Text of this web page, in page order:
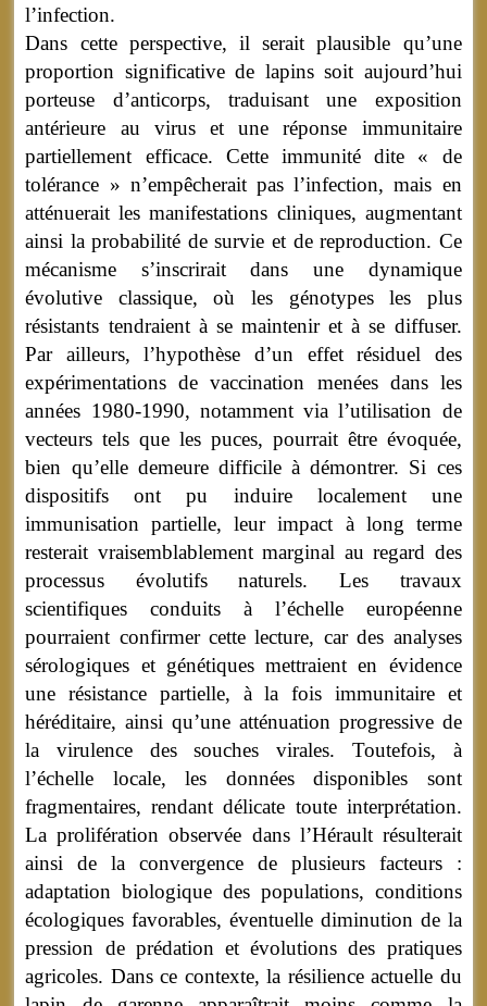
l’infection.
Dans cette perspective, il serait plausible qu’une
proportion significative de lapins soit aujourd’hui
porteuse d’anticorps, traduisant une exposition
antérieure au virus et une réponse immunitaire
partiellement efficace. Cette immunité dite « de
tolérance » n’empêcherait pas l’infection, mais en
atténuerait les manifestations cliniques, augmentant
ainsi la probabilité de survie et de reproduction. Ce
mécanisme s’inscrirait dans une dynamique
évolutive classique, où les génotypes les plus
résistants tendraient à se maintenir et à se diffuser.
Par ailleurs, l’hypothèse d’un effet résiduel des
expérimentations de vaccination menées dans les
années 1980-1990, notamment via l’utilisation de
vecteurs tels que les puces, pourrait être évoquée,
bien qu’elle demeure difficile à démontrer. Si ces
dispositifs ont pu induire localement une
immunisation partielle, leur impact à long terme
resterait vraisemblablement marginal au regard des
processus évolutifs naturels. Les travaux
scientifiques conduits à l’échelle européenne
pourraient confirmer cette lecture, car des analyses
sérologiques et génétiques mettraient en évidence
une résistance partielle, à la fois immunitaire et
héréditaire, ainsi qu’une atténuation progressive de
la virulence des souches virales. Toutefois, à
l’échelle locale, les données disponibles sont
fragmentaires, rendant délicate toute interprétation.
La prolifération observée dans l’Hérault résulterait
ainsi de la convergence de plusieurs facteurs :
adaptation biologique des populations, conditions
écologiques favorables, éventuelle diminution de la
pression de prédation et évolutions des pratiques
agricoles. Dans ce contexte, la résilience actuelle du